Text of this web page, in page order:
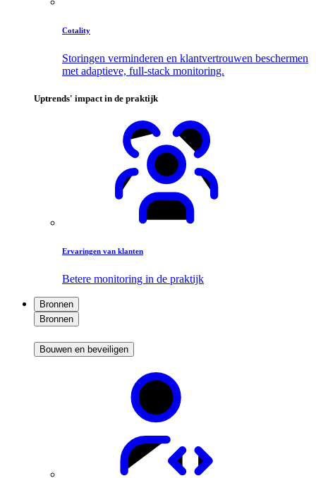
Cotality
Storingen verminderen en klantvertrouwen beschermen
met adaptieve, full-stack monitoring.
Uptrends' impact in de praktijk
Ervaringen van klanten
Betere monitoring in de praktijk
Bronnen
Bronnen
Bouwen en beveiligen